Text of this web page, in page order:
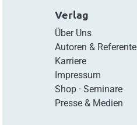
Verlag
Über Uns
Autoren &
Karriere
Impressum
Shop· Seminare
Presse & Medien